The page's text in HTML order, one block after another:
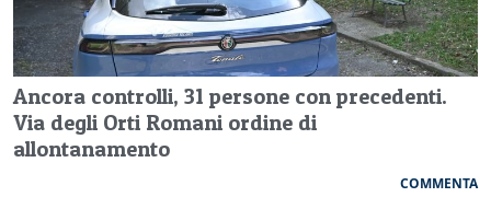
Ancora controlli, 31 persone con precedenti.
Via degli Orti Romani ordine di
allontanamento
COMMENTA